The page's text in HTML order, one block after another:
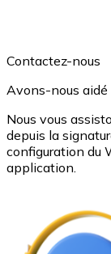
Contactez-nous
Avons-nous aidé
Nous vous
depuis la
configuration du
application.